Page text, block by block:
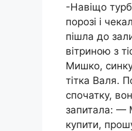
-Навіщо
порозі і
пішла до
вітриною з
Мишко,
тітка Валя.
спочатку,
запитала: —
купити,